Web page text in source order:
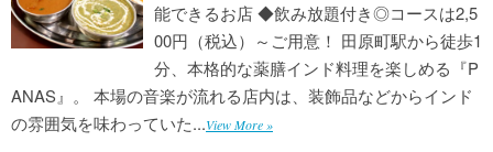
能できるお店 ◆飲み放題付き◎コースは2,5
00円（税込）～ご用意！ 田原町駅から徒歩1
分、本格的な薬膳インド料理を楽しめる『P
ANAS』。 本場の音楽が流れる店内は、装飾品などからインド
の雰囲気を味わっていた...View More »